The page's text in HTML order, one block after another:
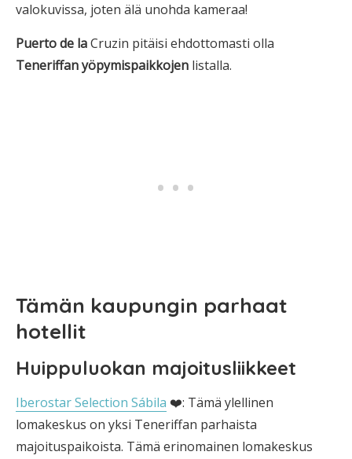
valokuvissa, joten älä unohda kameraa!
Puerto de laCruzin pitäisi ehdottomasti olla
Teneriffan yöpymispaikkojen listalla.
Tämän kaupungin parhaat
hotellit
Huippuluokan majoitusliikkeet
Iberostar Selection Sábila ❤️: Tämä ylellinen
lomakeskus on yksi Teneriffan parhaista
majoituspaikoista. Tämä erinomainen lomakeskus